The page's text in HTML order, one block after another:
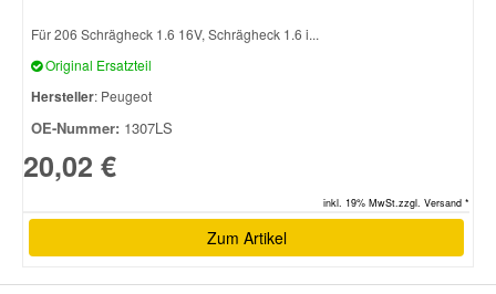
Für 206 Schrägheck 1.6 16V, Schrägheck 1.6 i...
Original Ersatzteil
Hersteller: Peugeot
OE-Nummer: 1307LS
20,02 €
inkl. 19% MwSt.zzgl. Versand *
Zum Artikel